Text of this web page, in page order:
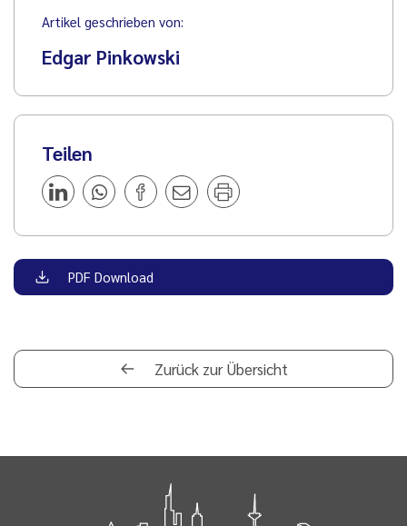
Artikel geschrieben von:
Edgar Pinkowski
Teilen
PDF Download
Zurück zur Übersicht